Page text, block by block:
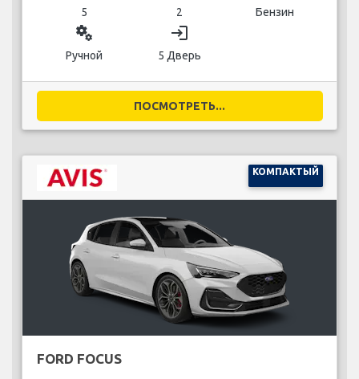
5 2 Бензин
miscellaneous_services
Ручной
login
5 Дверь
ПОСМОТРЕТЬ...
КОМПАКТЫЙ
FORD FOCUS